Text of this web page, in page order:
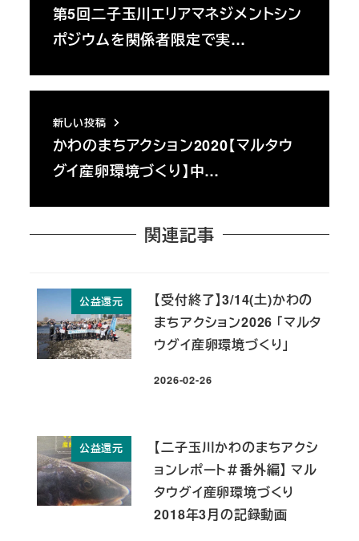
第5回二子玉川エリアマネジメントシン
ポジウムを関係者限定で実…
新しい投稿
かわのまちアクション2020【マルタウ
グイ産卵環境づくり】中…
関連記事
公益還元
【受付終了】3/14(土)かわの
まちアクション2026 「マルタ
ウグイ産卵環境づくり」
投稿日
2026-02-26
公益還元
【二子玉川かわのまちアクシ
ョンレポート＃番外編】 マル
タウグイ産卵環境づくり
2018年3月の記録動画